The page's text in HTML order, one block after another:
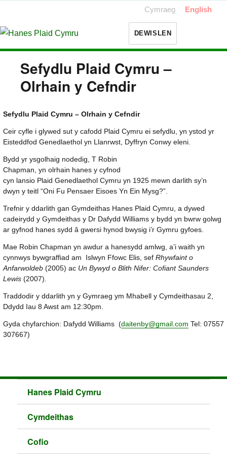
Cymraeg English
DEWISLEN
Sefydlu Plaid Cymru –
Olrhain y Cefndir
Sefydlu Plaid Cymru – Olrhain y Cefndir
Ceir cyfle i glywed sut y cafodd Plaid Cymru ei sefydlu, yn ystod yr
Eisteddfod Genedlaethol yn Llanrwst, Dyffryn Conwy eleni.
Bydd yr ysgolhaig nodedig, T Robin
Chapman, yn olrhain hanes y cyfnod
cyn lansio Plaid Genedlaethol Cymru yn 1925 mewn darlith sy’n
dwyn y teitl “Oni Fu Pensaer Eisoes Yn Ein Mysg?”.
Trefnir y ddarlith gan Gymdeithas Hanes Plaid Cymru, a dywed
cadeirydd y Gymdeithas y Dr Dafydd Williams y bydd yn bwrw golwg
ar gyfnod hanes sydd â gwersi hynod bwysig i’r Gymru gyfoes.
Mae Robin Chapman yn awdur a hanesydd amlwg, a’i waith yn
cynnwys bywgraffiad am Islwyn Ffowc Elis, sef Rhywfaint o
Anfarwoldeb (2005) ac Un Bywyd o Blith Nifer: Cofiant Saunders
Lewis (2007).
Traddodir y ddarlith yn y Gymraeg ym Mhabell y Cymdeithasau 2,
Ddydd Iau 8 Awst am 12:30pm.
Gyda chyfarchion: Dafydd Williams (daitenby@gmail.com Tel: 07557
307667)
Hanes Plaid Cymru
Cymdeithas
Cofio